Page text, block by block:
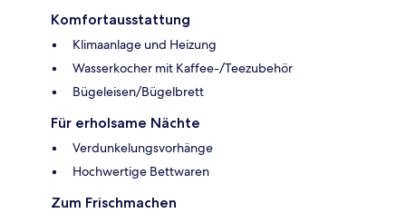
Komfortausstattung
Klimaanlage und Heizung
Wasserkocher mit Kaffee-/Teezubehör
Bügeleisen/Bügelbrett
Für erholsame Nächte
Verdunkelungsvorhänge
Hochwertige Bettwaren
Zum Frischmachen